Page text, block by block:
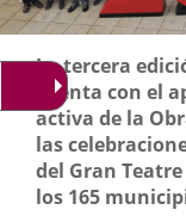
Descripción
La tercera
cuenta con el
activa de la
las
del Gran
los 165